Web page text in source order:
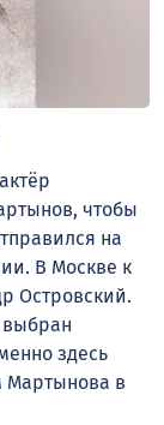
чтобы
на
В Москве к
Островский.
здесь
Мартынова в